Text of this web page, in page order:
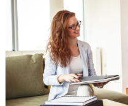
Karawaningu
Poza
Sezonem